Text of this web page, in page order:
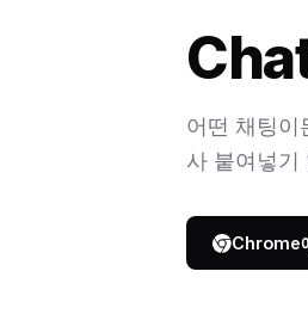
어떤 채팅
사 붙여넣기
Chrome